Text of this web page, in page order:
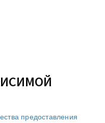
предоставления